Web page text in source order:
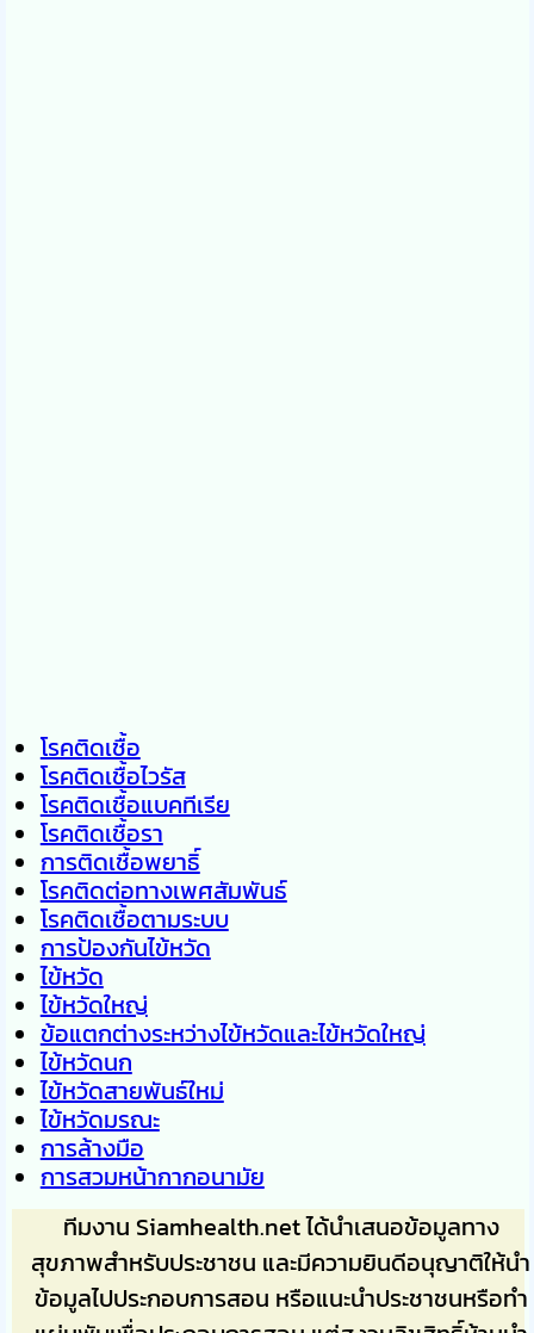
โรคติดเชื้อ
โรคติดเชื้อไวรัส
โรคติดเชื้อแบคทีเรีย
โรคติดเชื้อรา
การติดเชื้อพยาธิ์
โรคติดต่อทางเพศสัมพันธ์
โรคติดเชื้อตามระบบ
การป้องกันไข้หวัด
ไข้หวัด
ไข้หวัดใหญ่
ข้อแตกต่างระหว่างไข้หวัดและไข้หวัดใหญ่
ไข้หวัดนก
ไข้หวัดสายพันธ์ใหม่
ไข้หวัดมรณะ
การล้างมือ
การสวมหน้ากากอนามัย
ทีมงาน Siamhealth.net ได้นำเสนอข้อมูลทาง
สุขภาพสำหรับประชาชน และมีความยินดีอนุญาติให้นำ
ข้อมูลไปประกอบการสอน หรือแนะนำประชาชนหรือทำ